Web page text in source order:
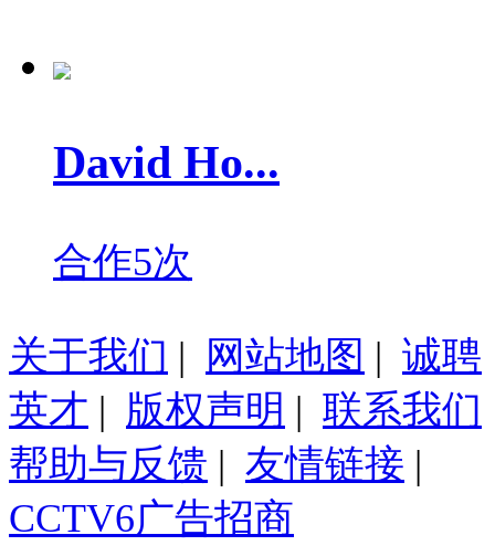
David Ho...
合作5次
关于我们 | 网站地图 | 诚聘
英才 | 版权声明 | 联系我们
帮助与反馈 | 友情链接 |
CCTV6广告招商